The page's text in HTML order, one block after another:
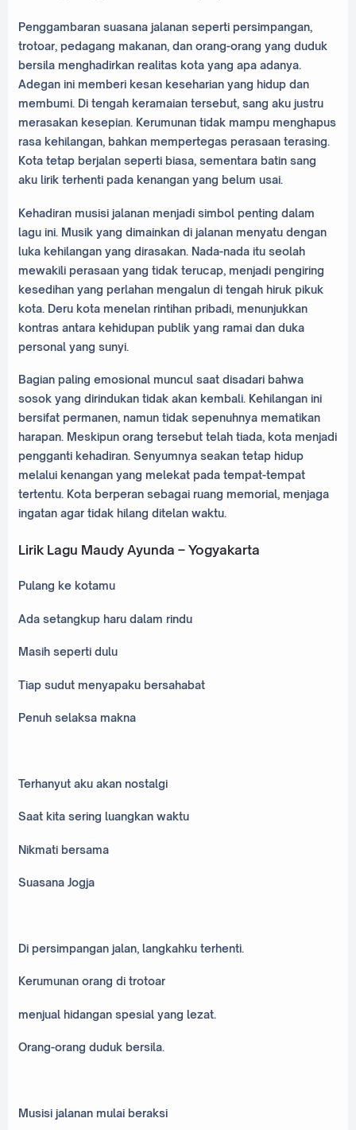
Penggambaran suasana jalanan seperti persimpangan,
trotoar, pedagang makanan, dan orang-orang yang duduk
bersila menghadirkan realitas kota yang apa adanya.
Adegan ini memberi kesan keseharian yang hidup dan
membumi. Di tengah keramaian tersebut, sang aku justru
merasakan kesepian. Kerumunan tidak mampu menghapus
rasa kehilangan, bahkan mempertegas perasaan terasing.
Kota tetap berjalan seperti biasa, sementara batin sang
aku lirik terhenti pada kenangan yang belum usai.
Kehadiran musisi jalanan menjadi simbol penting dalam
lagu ini. Musik yang dimainkan di jalanan menyatu dengan
luka kehilangan yang dirasakan. Nada-nada itu seolah
mewakili perasaan yang tidak terucap, menjadi pengiring
kesedihan yang perlahan mengalun di tengah hiruk pikuk
kota. Deru kota menelan rintihan pribadi, menunjukkan
kontras antara kehidupan publik yang ramai dan duka
personal yang sunyi.
Bagian paling emosional muncul saat disadari bahwa
sosok yang dirindukan tidak akan kembali. Kehilangan ini
bersifat permanen, namun tidak sepenuhnya mematikan
harapan. Meskipun orang tersebut telah tiada, kota menjadi
pengganti kehadiran. Senyumnya seakan tetap hidup
melalui kenangan yang melekat pada tempat-tempat
tertentu. Kota berperan sebagai ruang memorial, menjaga
ingatan agar tidak hilang ditelan waktu.
Lirik Lagu Maudy Ayunda – Yogyakarta
Pulang ke kotamu
Ada setangkup haru dalam rindu
Masih seperti dulu
Tiap sudut menyapaku bersahabat
Penuh selaksa makna
Terhanyut aku akan nostalgi
Saat kita sering luangkan waktu
Nikmati bersama
Suasana Jogja
Di persimpangan jalan, langkahku terhenti.
Kerumunan orang di trotoar
menjual hidangan spesial yang lezat.
Orang-orang duduk bersila.
Musisi jalanan mulai beraksi